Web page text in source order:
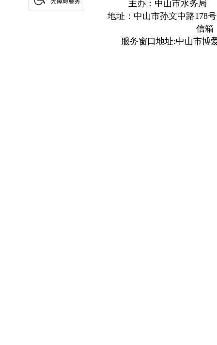
主办：中山市水务局
地址：中山市孙文中路178号
信箱
服务窗口地址:中山市博